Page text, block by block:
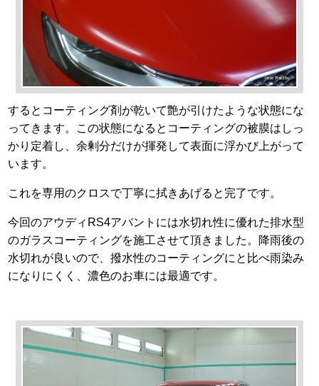
するとコーティング剤が乾いて艶が引けたような状態にな
ってきます。この状態になるとコーティングの被膜はしっ
かり定着し、余剰分だけが揮発して表面に浮かび上がって
います。
これを専用のクロスで丁寧に拭きあげると完了です。
今回のアウディRS4アバントには水切れ性に優れた排水型
のガラスコーティングを施工させて頂きました。降雨後の
水切れが良いので、撥水性のコーティングにと比べ雨染み
になりにくく、濃色のお車には最適です。